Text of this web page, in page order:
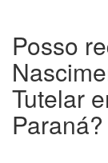
Posso
Tutelar
Paraná?